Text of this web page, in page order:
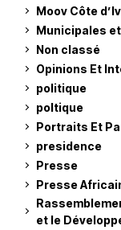
Moov Côte
Municipales
Non classé
Opinions Et
politique
poltique
Portraits Et
presidence
Presse
Presse
et le